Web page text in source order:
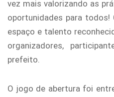
vez mais valorizando as
oportunidades para
espaço e talento
organizadores,
prefeito.
O jogo de abertura foi